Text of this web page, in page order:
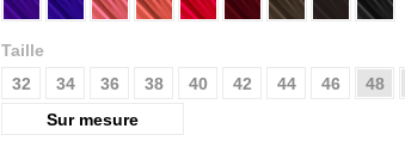
Taille
32
34 36 38 40 42 44 46 48
Sur mesure